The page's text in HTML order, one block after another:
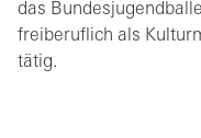
das
freiberuflich als
tätig.